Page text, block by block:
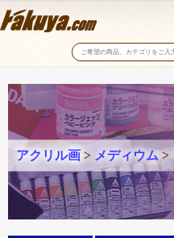
アクリル画 > メディウム >